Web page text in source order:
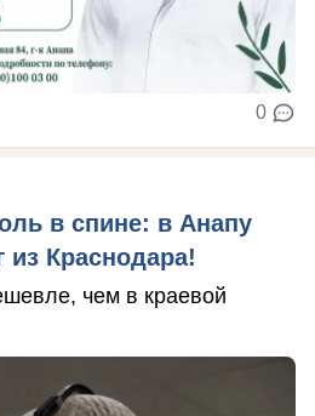
0
в спине: в Анапу
из Краснодара!
чем в краевой